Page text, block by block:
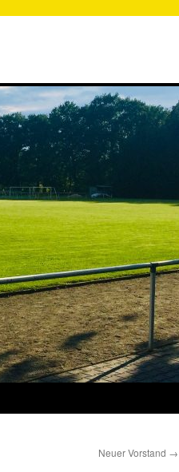
Neuer Vorstand →